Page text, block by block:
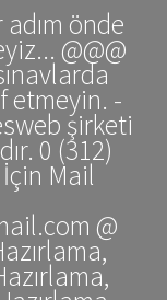
önde
@@@
etmeyin. -
şirketi
0 (312)
Mail
@